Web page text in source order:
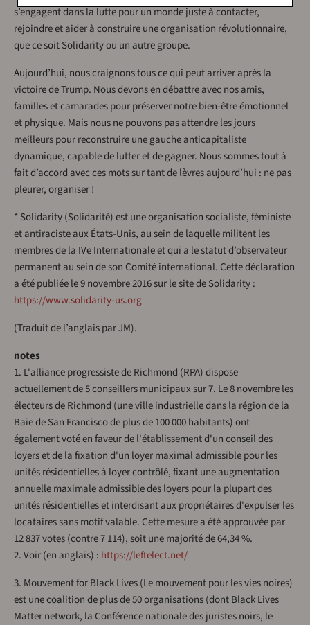
s’engagent dans la lutte pour un monde juste à contacter,
rejoindre et aider à construire une organisation révolutionnaire,
que ce soit Solidarity ou un autre groupe.
Aujourd’hui, nous craignons tous ce qui peut arriver après la
victoire de Trump. Nous devons en débattre avec nos amis,
familles et camarades pour préserver notre bien-être émotionnel
et physique. Mais nous ne pouvons pas attendre les jours
meilleurs pour reconstruire une gauche anticapitaliste
dynamique, capable de lutter et de gagner. Nous sommes tout à
fait d’accord avec ces mots sur tant de lèvres aujourd’hui : ne pas
pleurer, organiser !
* Solidarity (Solidarité) est une organisation socialiste, féministe
et antiraciste aux États-Unis, au sein de laquelle militent les
membres de la IVe Internationale et qui a le statut d’observateur
permanent au sein de son Comité international. Cette déclaration
a été publiée le 9 novembre 2016 sur le site de Solidarity :
https://www.solidarity-us.org
(Traduit de l’anglais par JM).
notes
1. L'alliance progressiste de Richmond (RPA) dispose
actuellement de 5 conseillers municipaux sur 7. Le 8 novembre les
électeurs de Richmond (une ville industrielle dans la région de la
Baie de San Francisco de plus de 100 000 habitants) ont
également voté en faveur de l'établissement d'un conseil des
loyers et de la fixation d'un loyer maximal admissible pour les
unités résidentielles à loyer contrôlé, fixant une augmentation
annuelle maximale admissible des loyers pour la plupart des
unités résidentielles et interdisant aux propriétaires d'expulser les
locataires sans motif valable. Cette mesure a été approuvée par
12 837 votes (contre 7 114), soit une majorité de 64,34 %.
2. Voir (en anglais) : https://leftelect.net/
3. Mouvement for Black Lives (Le mouvement pour les vies noires)
est une coalition de plus de 50 organisations (dont Black Lives
Matter network, la Conférence nationale des juristes noirs, le